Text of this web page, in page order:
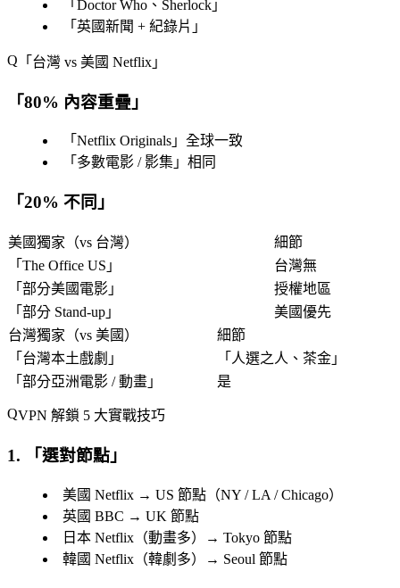
「 Doctor Who、Sherlock 」
「 英國新聞 + 紀錄片 」
「 台灣 vs 美國 Netflix 」
「80% 內容重疊 」
「 Netflix Originals 」全球一致
「 多數電影 / 影集 」相同
「20% 不同 」
美國獨家（vs 台灣）
細節
「 The Office US 」
台灣無
「 部分美國電影 」
授權地區
「 部分 Stand-up 」
美國優先
台灣獨家（vs 美國）
細節
「 台灣本土戲劇 」 「 人選之人、茶金 」
「 部分亞洲電影 / 動畫 」 是
VPN 解鎖 5 大實戰技巧
1. 「選對節點 」
美國 Netflix → US 節點（NY / LA / Chicago）
英國 BBC → UK 節點
日本 Netflix（動畫多）→ Tokyo 節點
韓國 Netflix（韓劇多）→ Seoul 節點